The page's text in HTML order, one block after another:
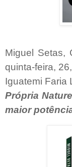
Miguel Setas,
quinta-feira,
Iguatemi Faria
Própria
maior